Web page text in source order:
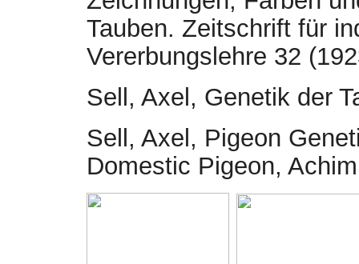
Tauben. Zeitschrift für
Vererbungslehre 32
Sell, Axel, Genetik der
Sell, Axel, Pigeon
Domestic Pigeon,